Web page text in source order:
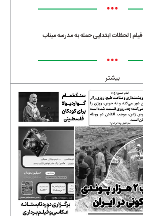
•••
فیلم | لحظات ابتدایی حمله به مدرسه میناب
•••
بیشتر